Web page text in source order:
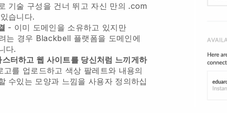
기술 구성을 건너 뛰고 자신 만의 .com
습니다.
- 이미 도메인을 소유하고 있지만
는 경우 Blackbell 플랫폼을 도메인에
다.
터하고 웹 사이트를 당신처럼 느끼게하
를 업로드하고 색상 팔레트와 내용의
수있는 모양과 느낌을 사용자 정의하십